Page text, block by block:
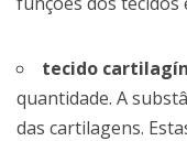
tecido
quantidade. A
das cartilagens.